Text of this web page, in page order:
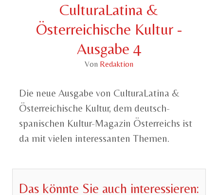
CulturaLatina &
Österreichische Kultur -
Ausgabe 4
Von Redaktion
Die neue Ausgabe von CulturaLatina &
Österreichische Kultur, dem deutsch-
spanischen Kultur-Magazin Österreichs ist
da mit vielen interessanten Themen.
Das könnte Sie auch interessieren: